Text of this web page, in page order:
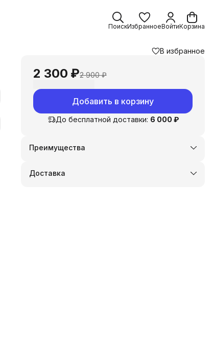
ПоискИзбранноеВойтиКорзина
В избранное
2 300 ₽2 900 ₽
Добавить в корзину
До бесплатной доставки: 6 000 ₽
Преимущества
Оплата частями в Сплит
Удобный возврат
Доставка